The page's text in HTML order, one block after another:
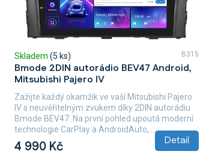
Bmode 2DIN autorádio BEV47 Android,
Mitsubishi Pajero IV
Skladem (5 ks)
4 990 Kč Detail
Zažijte každý okamžik ve vaší Mitsubishi Pajero
IV s neuvěřitelným zvukem díky 2DIN autorádiu
Bmode BEV47. Na první pohled upoutá moderní
technologie CarPlay a AndroidAuto,...
B315